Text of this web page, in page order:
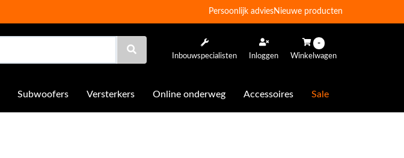
Persoonlijk adviesNieuwe producten
Inbouwspecialisten Inloggen
-
Winkelwagen
Subwoofers Versterkers Online onderweg Accessoires Sale